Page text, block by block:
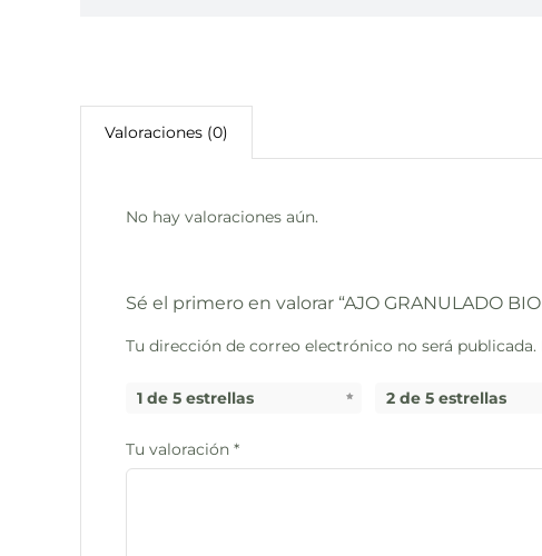
Valoraciones (0)
No hay valoraciones aún.
Sé el primero en valorar “AJO GRANULADO BIO
Tu dirección de correo electrónico no será publicada.
1 de 5 estrellas 2 de 5 estrellas
Tu valoración *